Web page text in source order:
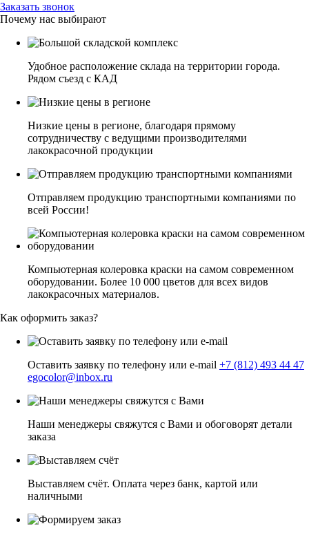
Заказать звонок
Почему нас выбирают
Удобное расположение склада на территории города.
Рядом съезд с КАД
Низкие цены в регионе, благодаря прямому
сотрудничеству с ведущими производителями
лакокрасочной продукции
Отправляем продукцию транспортными компаниями по
всей России!
Компьютерная колеровка краски на самом современном
оборудовании. Более 10 000 цветов для всех видов
лакокрасочных материалов.
Как оформить заказ?
Оставить заявку по телефону или e-mail +7 (812) 493 44 47
egocolor@inbox.ru
Наши менеджеры свяжутся с Вами и обоговорят детали
заказа
Выставляем счёт. Оплата через банк, картой или
наличными